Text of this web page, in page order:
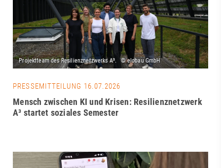
PRESSEMITTEILUNG 16.07.2026
Mensch zwischen KI und Krisen: Resilienznetzwerk
A³ startet soziales Semester